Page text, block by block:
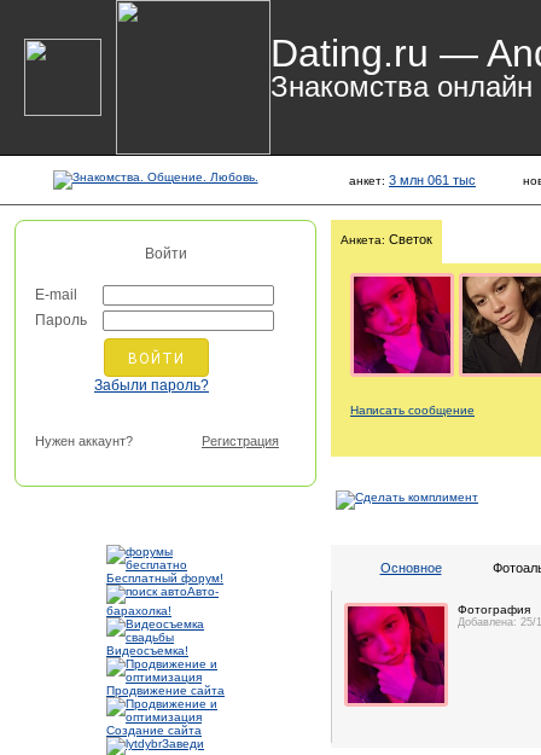
Dating.ru —
Знакомства онлайн
анкет: 3 млн 061 тыс
Войти
E-mail
Пароль
Забыли пароль?
Нужен аккаунт? Регистрация
Бесплатный форум!
Авто-
барахолка!
Видеосъемка!
Продвижение сайта
Создание сайта
Заведи
Анкета: Светок
Написать сообщение
Основное
Фотография
Добавлена: 25/